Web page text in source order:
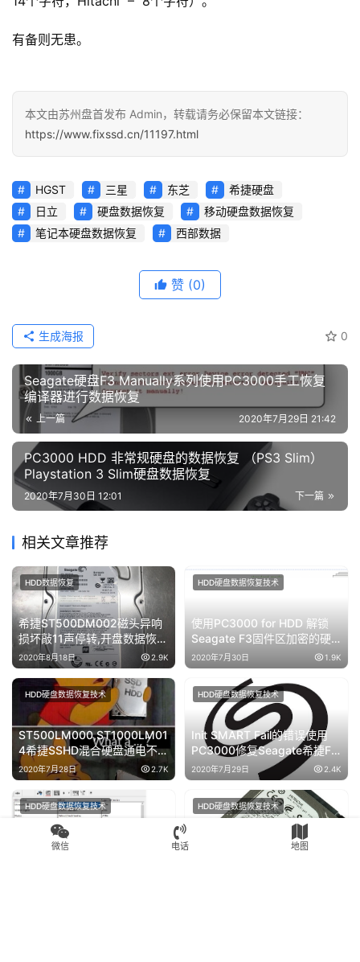
有备则无患。
本文由苏州盘首发布 Admin，转载请务必保留本文链接：
https://www.fixssd.cn/11197.html
HGST 三星 东芝
希捷硬盘
日立
硬盘数据恢复
移动硬盘数据恢复
笔记本硬盘数据恢复
西部数据
赞 (0)
0
生成海报
Seagate硬盘F3 Manually系列使用PC3000手工恢复
编译器进行数据恢复
上一篇 2020年7月29日 21:42
PC3000 HDD 非常规硬盘的数据恢复 （PS3 Slim）
Playstation 3 Slim硬盘数据恢复
下一篇
2020年7月30日 12:01
相关文章推荐
希捷ST500DM002磁头异响
损坏敲11声停转,开盘数据恢复
成功
2020年8月18日 2.9K
HDD数据恢复
使用PC3000 for HDD 解锁
Seagate F3固件区加密的硬
盘
2020年7月30日 1.9K
HDD硬盘数据恢复技术
ST500LM000,ST1000LM01
4希捷SSHD混合硬盘通电不转
NAND芯片故障数据恢复方案
2020年7月28日 2.7K
HDD硬盘数据恢复技术
Init SMART Fail的错误使用
PC3000修复Seagate希捷F3
系列硬盘
2020年7月29日 2.4K
HDD硬盘数据恢复技术
使用PC3000 for HDD解决日
HDD硬盘数据恢复技术
日立IBM ARM系列硬盘的编
HDD硬盘数据恢复技术
微信 电话 地图